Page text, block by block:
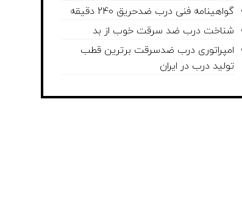
گواهینامه فنی درب ضدحریق 240 دقیقه
شناخت درب ضد سرقت خوب از بد
امپراتوری درب ضدسرقت برترین قطب
تولید درب در ایران